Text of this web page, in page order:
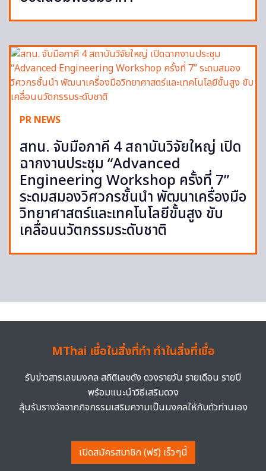
PR NEWS
สทน. จับมือภาคี 4 สถาบันวิจัยใหญ่ เปิด
ฉากงานประชุม “Advanced
Engineering Workshop ครั้งที่ 7”
ระดมสมองวิศวกรชั้นนำ พัฒนาเครื่องมือ
วิทยาศาสตร์และเทคโนโลยีขั้นสูง ขับ
เคลื่อนนวัตกรรมระดับชาติ
MThai เชื่อในสิ่งที่ทำ ทำในสิ่งที่เชื่อ
รับข่าวสารเลขมงคล สถิติเลขดัง ดวงรายวัน รายเดือน รายปี
พร้อมแนะนำวิธีเสริมดวง
ลุ้นรับรางวัลจากกิจกรรมเสริมความเป็นมงคลให้กับตัวท่านเอง
เปิดสมัครสมาชิก (ฟรี) เร็วๆนี้